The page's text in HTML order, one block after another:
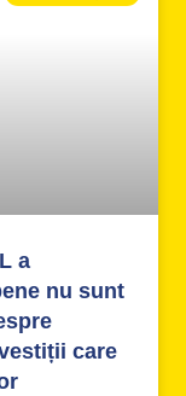
a
nu sunt
care